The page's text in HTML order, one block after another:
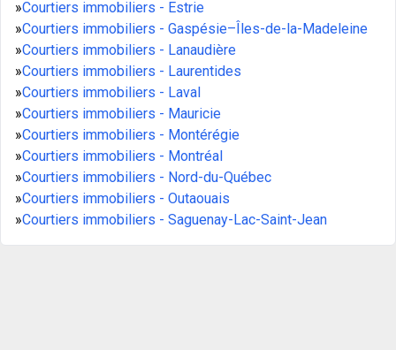
»Courtiers immobiliers - Estrie
»Courtiers immobiliers - Gaspésie–Îles-de-la-Madeleine
»Courtiers immobiliers - Lanaudière
»Courtiers immobiliers - Laurentides
»Courtiers immobiliers - Laval
»Courtiers immobiliers - Mauricie
»Courtiers immobiliers - Montérégie
»Courtiers immobiliers - Montréal
»Courtiers immobiliers - Nord-du-Québec
»Courtiers immobiliers - Outaouais
»Courtiers immobiliers - Saguenay-Lac-Saint-Jean